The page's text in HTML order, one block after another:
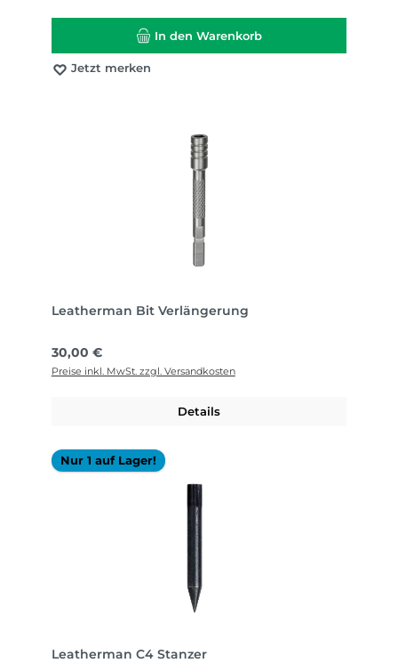
In den Warenkorb
Jetzt merken
Leatherman Bit Verlängerung
Regulärer Preis:
30,00 €
Preise inkl. MwSt. zzgl. Versandkosten
Details
Nur 1 auf Lager!
Leatherman C4 Stanzer